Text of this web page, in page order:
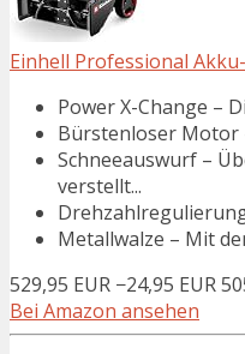
Einhell Professional
Power X-Change –
Bürstenloser Motor
Schneeauswurf –
verstellt...
Metallwalze – Mit
529,95 EUR −24,95 EUR
Bei Amazon ansehen